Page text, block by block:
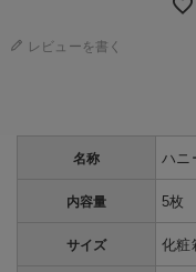
レビューを書く
名称 ハニ
内容量 5枚
サイズ 化粧